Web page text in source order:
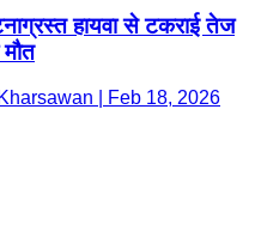
हायवा से टकराई तेज
| Feb 18, 2026